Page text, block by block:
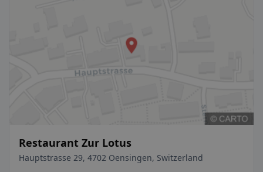
Restaurant Zur Lotus
Hauptstrasse 29, 4702 Oensingen, Switzerland